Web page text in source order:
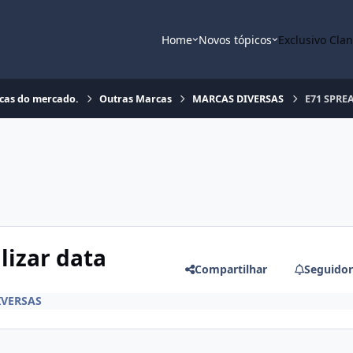
Home Novos tópicos Exclusivo
do mercado. Outras Marcas MARCAS DIVERSAS E71
data Compartilhar